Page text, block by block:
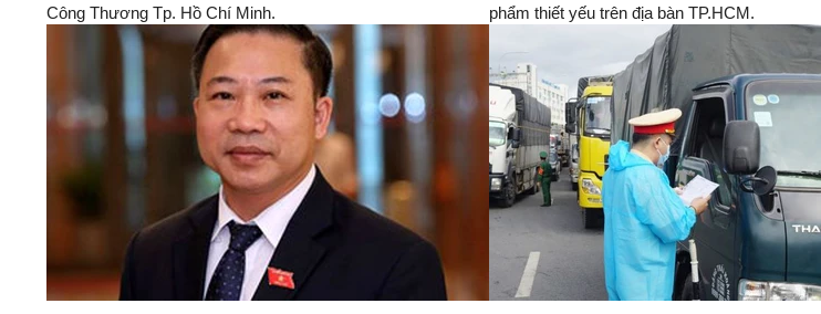
Công Thương Tp. Hồ Chí Minh.
phẩm thiết yếu trên địa bàn TP.HCM.